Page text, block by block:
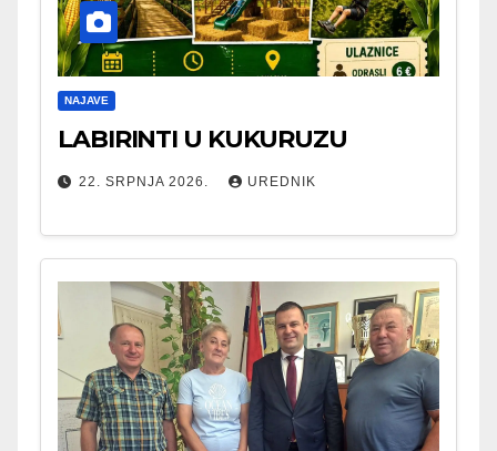
NAJAVE
LABIRINTI U KUKURUZU
22. SRPNJA 2026. UREDNIK